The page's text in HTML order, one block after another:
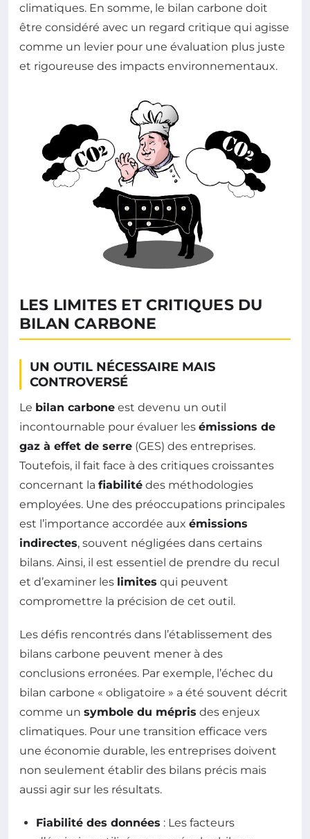
climatiques. En somme, le bilan carbone doit
être considéré avec un regard critique qui agisse
comme un levier pour une évaluation plus juste
et rigoureuse des impacts environnementaux.
LES LIMITES ET CRITIQUES DU
BILAN CARBONE
UN OUTIL NÉCESSAIRE MAIS
CONTROVERSÉ
Le bilan carbone est devenu un outil
incontournable pour évaluer les émissions de
gaz à effet de serre (GES) des entreprises.
Toutefois, il fait face à des critiques croissantes
concernant la fiabilité des méthodologies
employées. Une des préoccupations principales
est l’importance accordée aux émissions
indirectes, souvent négligées dans certains
bilans. Ainsi, il est essentiel de prendre du recul
et d’examiner les limites qui peuvent
compromettre la précision de cet outil.
Les défis rencontrés dans l’établissement des
bilans carbone peuvent mener à des
conclusions erronées. Par exemple, l’échec du
bilan carbone « obligatoire » a été souvent décrit
comme un symbole du mépris des enjeux
climatiques. Pour une transition efficace vers
une économie durable, les entreprises doivent
non seulement établir des bilans précis mais
aussi agir sur les résultats.
Fiabilité des données : Les facteurs